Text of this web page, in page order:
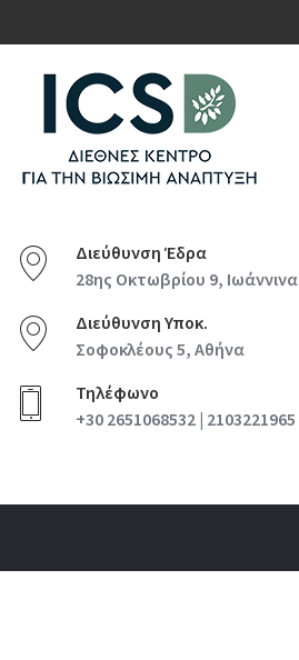
Διεύθυνση Έδρα
28ης Οκτωβρίου 9, Ιωάννινα
Διεύθυνση Υποκ.
Σοφοκλέους 5, Αθήνα
Τηλέφωνο
+30 2651068532 | 2103221965